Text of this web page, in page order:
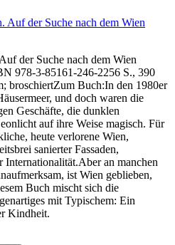
Auf der Suche nach dem Wien
der Suche nach dem Wien
978-3-85161-246-2256 S., 390
broschiertZum Buch:In den 1980er
und doch waren die
Geschäfte, die dunklen
auf ihre Weise magisch. Für
heute verlorene Wien,
sanierter Fassaden,
Internationalität.Aber an manchen
ist Wien geblieben,
Buch mischt sich die
mit Typischem: Ein
Kindheit.